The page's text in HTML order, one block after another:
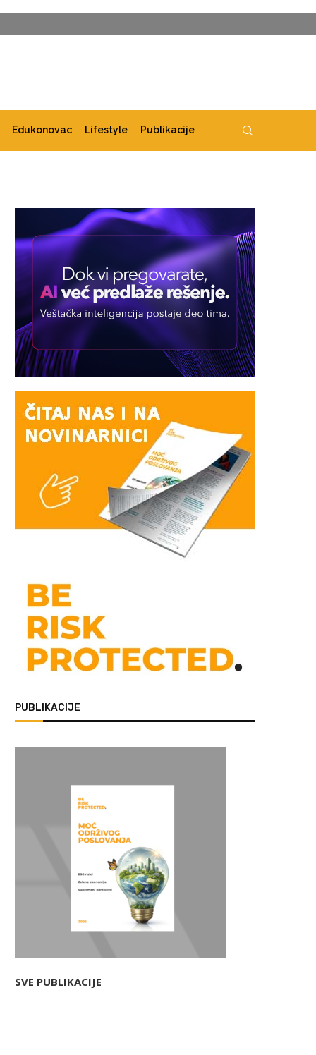
Edukonovac Lifestyle Publikacije
PUBLIKACIJE
SVE PUBLIKACIJE